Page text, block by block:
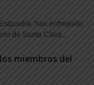
han entregado
de Santa Clara...
miembros del